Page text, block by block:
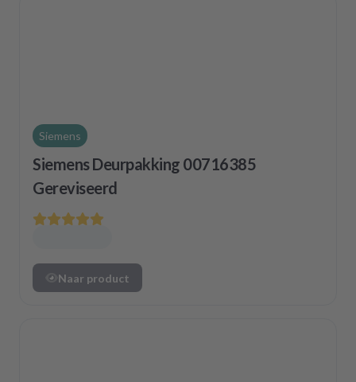
Siemens
Siemens Deurpakking 00716385
Gereviseerd
Naar product